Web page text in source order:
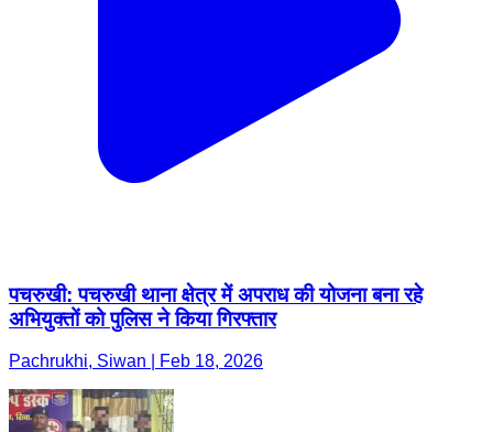
पचरुखी: पचरुखी थाना क्षेत्र में अपराध की योजना बना रहे
अभियुक्तों को पुलिस ने किया गिरफ्तार
Pachrukhi, Siwan | Feb 18, 2026